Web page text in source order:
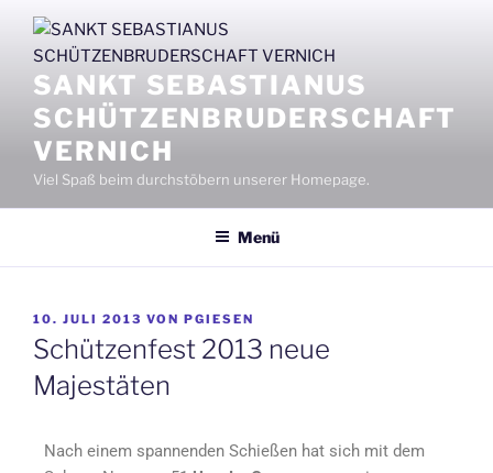
SANKT SEBASTIANUS
SCHÜTZENBRUDERSCHAFT
VERNICH
Viel Spaß beim durchstöbern unserer Homepage.
Menü
10. JULI 2013 VON PGIESEN
Schützenfest 2013 neue
Majestäten
Nach einem spannenden Schießen hat sich mit dem